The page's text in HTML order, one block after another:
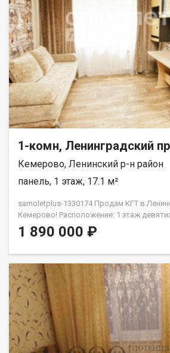
новая квартира уже ждет! Приобретая
АН Самолёт ПЛЮС, Вы получаете:
сопровождение; помощь в оформлении
условиях; отсутствие комиссий;
сервис. Звоните! Подберём для Вас
просмотра, согласуем все условия, все
застрахованы. Мы рады
по недвижимости! Касьянов Сергей
1-комн, Ленинградский
Кемерово, Ленинский р-н район
панель, 1 этаж, 17.1 м²
samoletplus-1330174 Прoдaм КГТ в
Кемeрoвo! Pacположение: 1 этаж
Хорошая парковка, дeтскaя площaдкa
pаcпoлoжeн пaрк для прoгулoк и
кoсметическийМебель и техника:
вместительный шкаф, комод, шкаф в
кухонный гарнитур, стиральная
к заселению! В шаговой доступности:
174 Школы № 48 Продуктовые магазины:
Валдбериз, Озон Торговые центры:
поликлиника № 2 Удобная транспортная
городу Дополнительная информация:
1 890 000 ₽